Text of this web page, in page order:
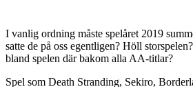
I vanlig ordning måste spelåret 2019
satte de på oss egentligen? Höll
bland spelen där bakom alla AA-titlar?
Spel som Death Stranding, Sekiro,